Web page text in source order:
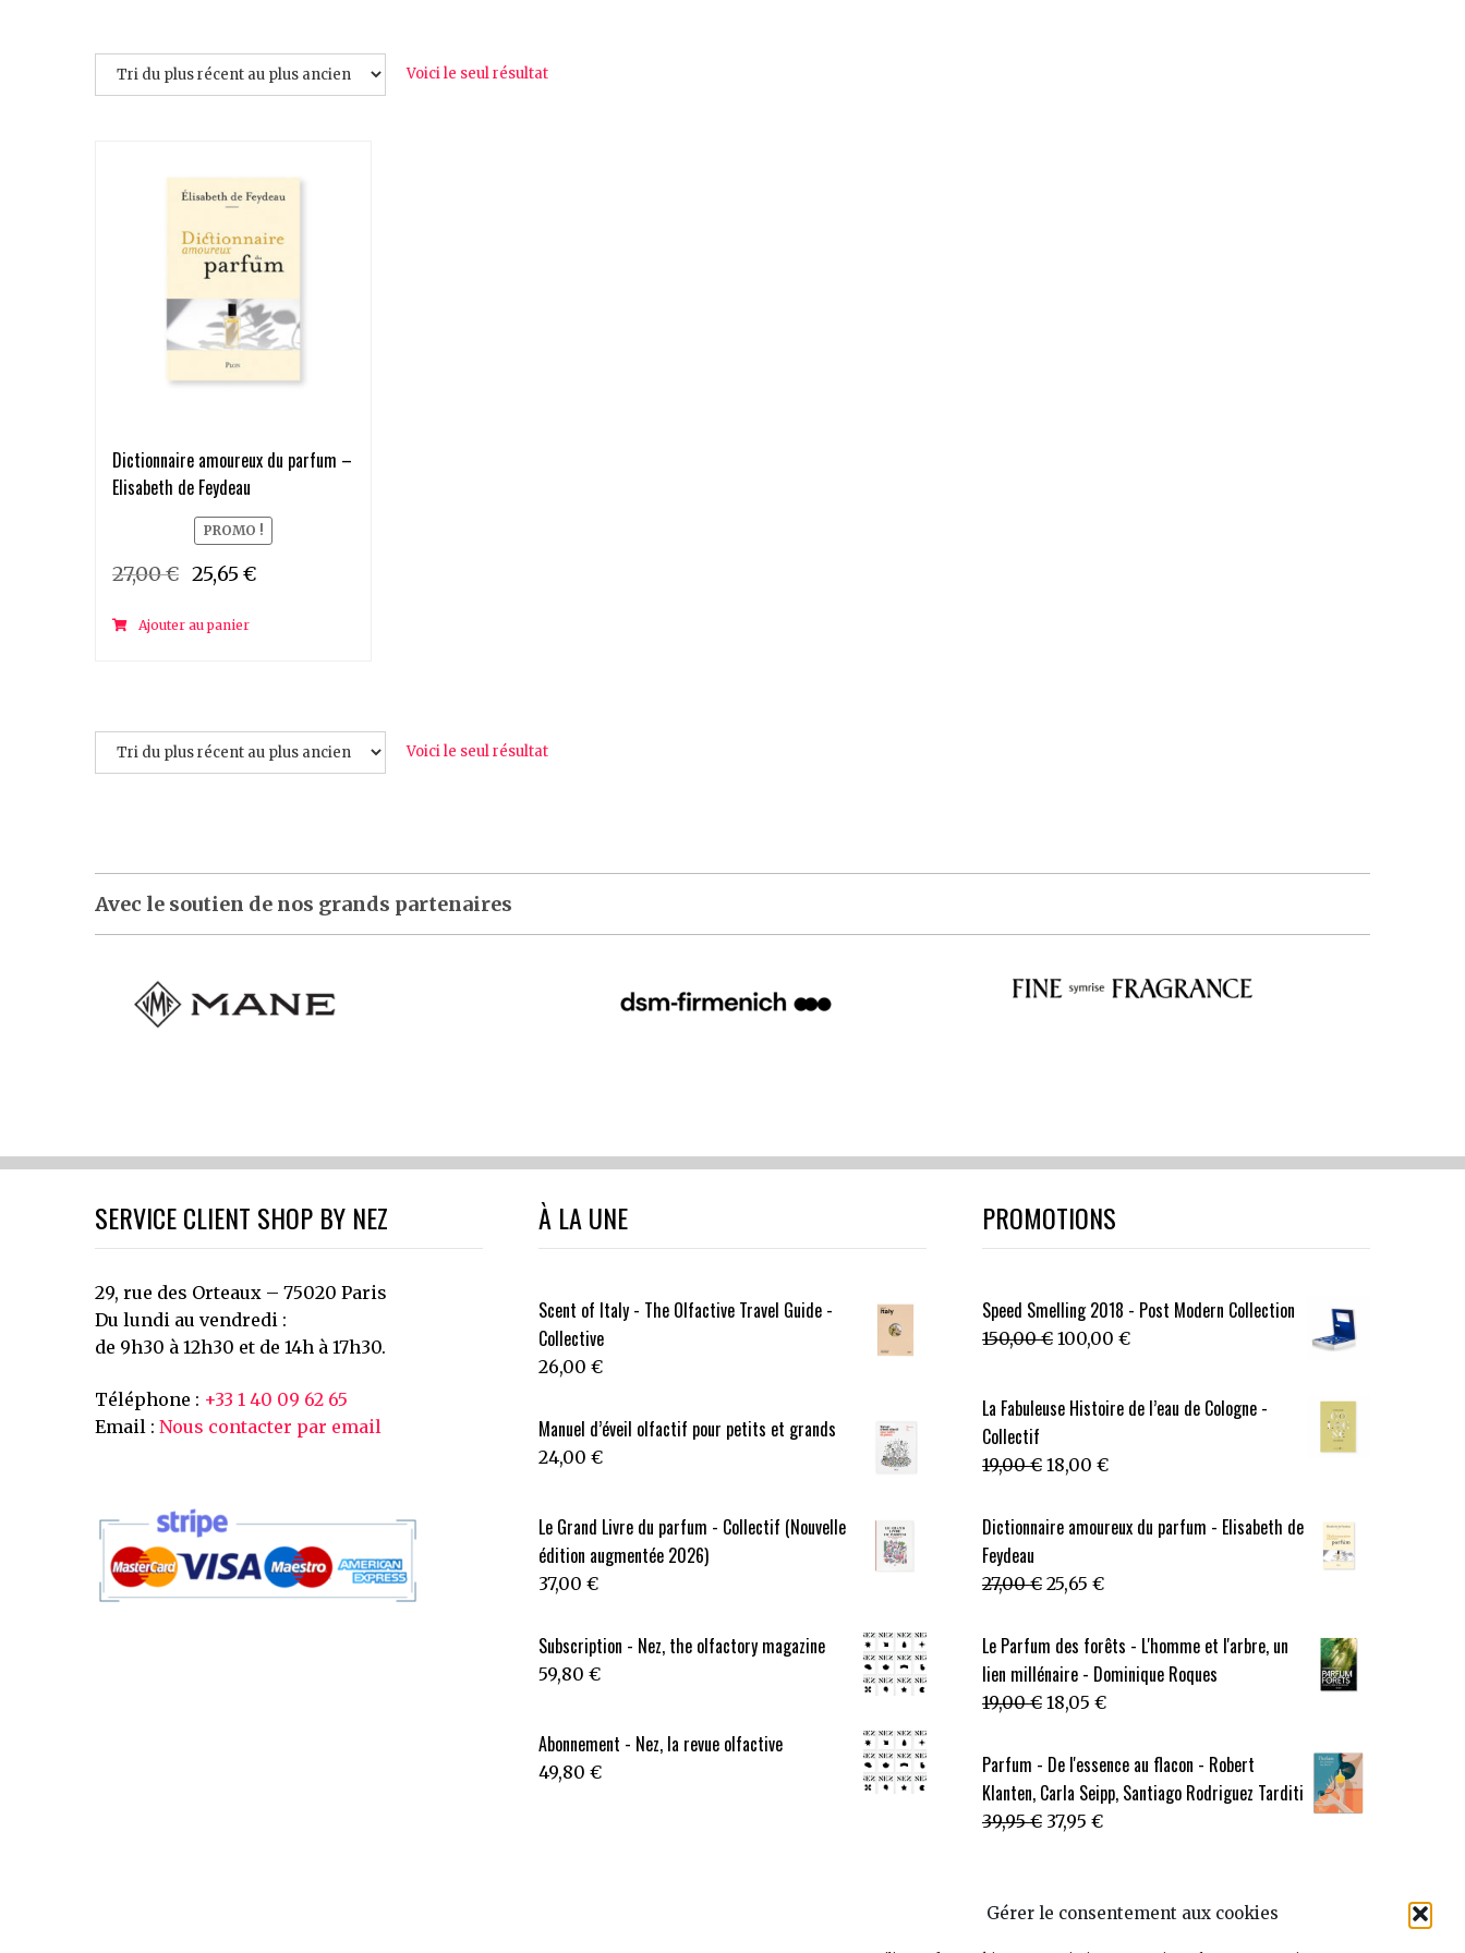
Gérer le consentement aux cookies
Voici le seul résultat
Dictionnaire amoureux du parfum –
Elisabeth de Feydeau
PROMO !
27,00€
Le
25,65 €Le
Ajouter au panier
Voici le seul résultat
Avec le soutien de nos grands partenaires
SERVICE CLIENT SHOP BY NEZ
29, rue des Orteaux – 75020 Paris
Du lundi au vendredi :
de 9h30 à 12h30 et de 14h à 17h30.
Téléphone : +33 1 40 09 62 65
Email : Nous contacter par email
À LA UNE
Scent of Italy - The Olfactive Travel Guide -
Collective
26,00 €
Manuel d’éveil olfactif pour petits et grands
24,00 €
Le Grand Livre du parfum - Collectif (Nouvelle
édition augmentée 2026)
37,00 €
Subscription - Nez, the olfactory magazine
59,80 €
Abonnement - Nez, la revue olfactive
49,80 €
PROMOTIONS
Speed Smelling 2018 - Post Modern Collection
150,00€ Le
était :
100,00 €Le
est :
La Fabuleuse Histoire de l’eau de Cologne -
Collectif
19,00€ Le
initial
19,00 €.
18,00 €Le
actuel
Dictionnaire amoureux du parfum - Elisabeth de
Feydeau
27,00€ Le
initial
était :
27,00 €.
25,65 €Le
actuel
est :
25,65 €.
Le Parfum des forêts - L'homme et l'arbre, un
lien millénaire - Dominique Roques
19,00€ Le
initial
était :
19,00 €.
18,05 €Le
actuel
est :
18,05 €.
Parfum - De l'essence au flacon - Robert
Klanten, Carla Seipp, Santiago Rodriguez Tarditi
39,95€ Le
37,95 €Le
est :